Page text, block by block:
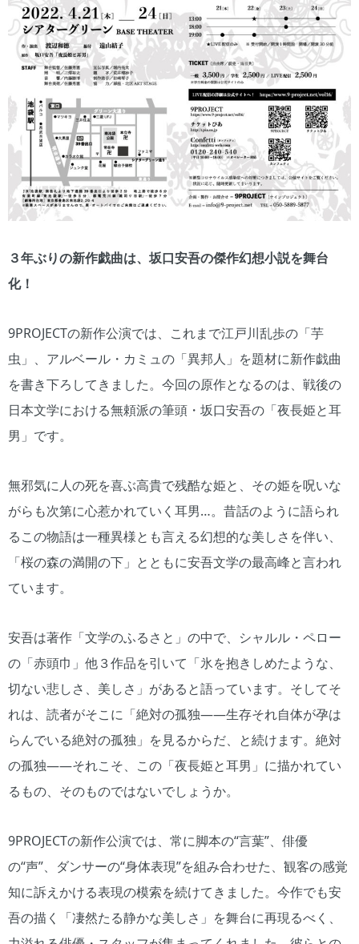
３年ぶりの新作戯曲は、坂口安吾の傑作幻想小説を舞台
化！
9PROJECTの新作公演では、これまで江戸川乱歩の「芋
虫」、アルベール・カミュの「異邦人」を題材に新作戯曲
を書き下ろしてきました。今回の原作となるのは、戦後の
日本文学における無頼派の筆頭・坂口安吾の「夜長姫と耳
男」です。
無邪気に人の死を喜ぶ高貴で残酷な姫と、その姫を呪いな
がらも次第に心惹かれていく耳男…。昔話のように語られ
るこの物語は一種異様とも言える幻想的な美しさを伴い、
「桜の森の満開の下」とともに安吾文学の最高峰と言われ
ています。
安吾は著作「文学のふるさと」の中で、シャルル・ペロー
の「赤頭巾」他３作品を引いて「氷を抱きしめたような、
切ない悲しさ、美しさ」があると語っています。そしてそ
れは、読者がそこに「絶対の孤独——生存それ自体が孕は
らんでいる絶対の孤独」を見るからだ、と続けます。絶対
の孤独——それこそ、この「夜長姫と耳男」に描かれてい
るもの、そのものではないでしょうか。
9PROJECTの新作公演では、常に脚本の“言葉”、俳優
の“声”、ダンサーの“身体表現”を組み合わせた、観客の感覚
知に訴えかける表現の模索を続けてきました。今作でも安
吾の描く「凄然たる静かな美しさ」を舞台に再現るべく、